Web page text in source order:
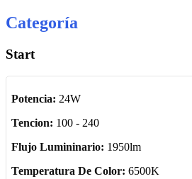
Categoría
Start
Potencia: 24W
Tencion: 100 - 240
Flujo Lumininario: 1950lm
Temperatura De Color: 6500K